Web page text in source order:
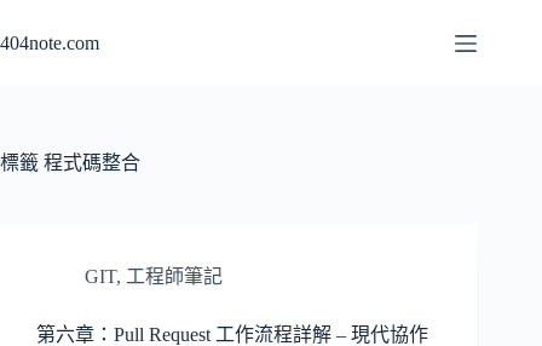
至
容
404note.com
標籤 程式碼整合
GIT, 工程師筆記
第六章：Pull Request 工作流程詳解 – 現代協作